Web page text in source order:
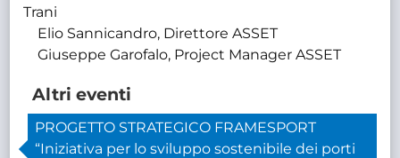
Trani
Elio Sannicandro, Direttore ASSET
Giuseppe Garofalo, Project Manager ASSET
Altri eventi
PROGETTO STRATEGICO FRAMESPORT
“Iniziativa per lo sviluppo sostenibile dei porti